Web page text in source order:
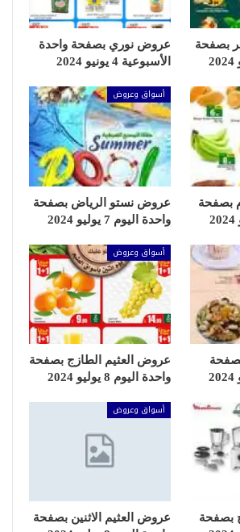
بصفحة
عروض نوري بصفحة واحدة
الأسبوعية 4 يونيو 2024
بصفحة
أسواق وعروض
عروض نستو الرياض بصفحة
واحدة اليوم 7 يوليو 2024
أسواق وعروض
عروض العثيم الطازج بصفحة
واحدة اليوم 8 يوليو 2024
بصفحة
أسواق وعروض
عروض العثيم الاثنين بصفحة